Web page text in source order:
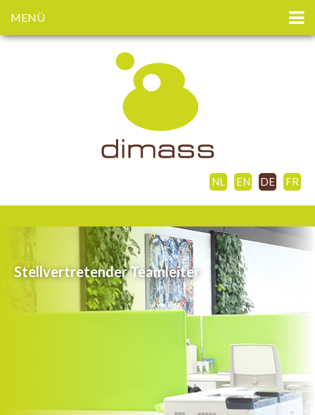
MENÜ
NL EN DE FR
Stellvertretender Teamleiter